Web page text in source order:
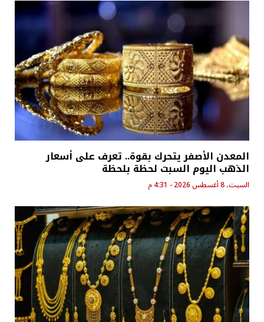
المعدن الأصفر يتحرك بقوة.. تعرف على أسعار
الذهب اليوم السبت لحظة بلحظة
السبت، 8 أغسطس 2026 - 4:31 م